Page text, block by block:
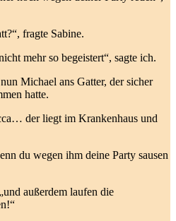
fragte Sabine.
mehr so begeistert“, sagte ich.
Michael ans Gatter, der sicher
hatte.
der liegt im Krankenhaus und
du wegen ihm deine Party sausen
außerdem laufen die